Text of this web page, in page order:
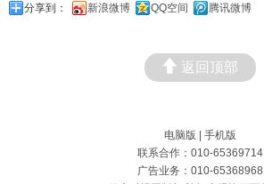
分享到： 新浪微博 QQ空间 腾讯微博
返回顶部
电脑版 | 手机版
联系合作：010-65369714
广告业务：010-65368968